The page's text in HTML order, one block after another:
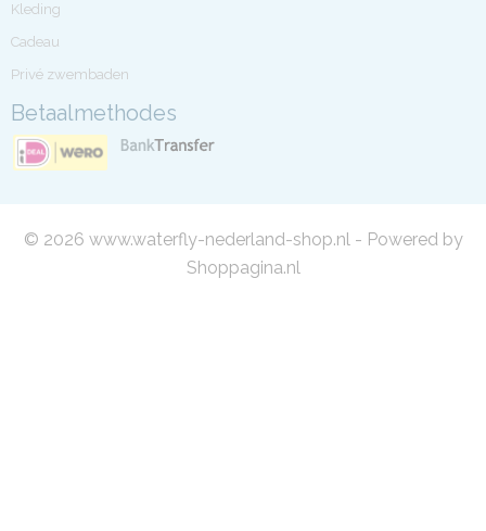
Kleding
Cadeau
Privé zwembaden
Betaalmethodes
© 2026 www.waterfly-nederland-shop.nl - Powered by
Shoppagina.nl